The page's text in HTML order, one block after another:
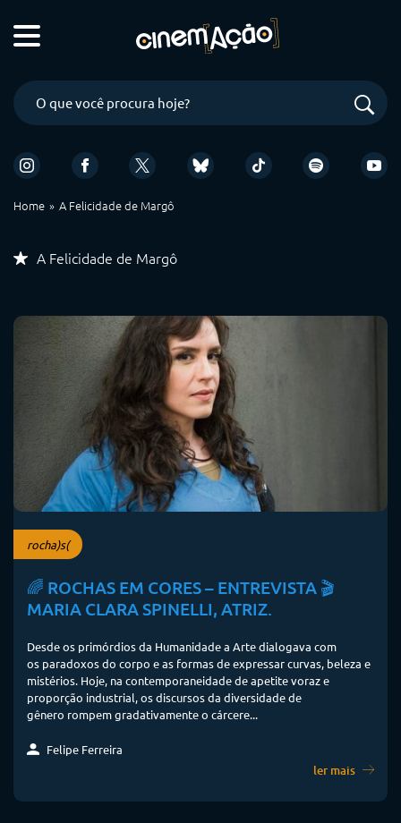
Home A Felicidade de Margô
A Felicidade de Margô
rocha)s(
🌈 ROCHAS EM CORES – ENTREVISTA 🎬
MARIA CLARA SPINELLI, ATRIZ.
Desde os primórdios da Humanidade a Arte dialogava com
os paradoxos do corpo e as formas de expressar curvas, beleza e
mistérios. Hoje, na contemporaneidade de apetite voraz e
proporção industrial, os discursos da diversidade de
gênero rompem gradativamente o cárcere...
Felipe Ferreira
ler mais